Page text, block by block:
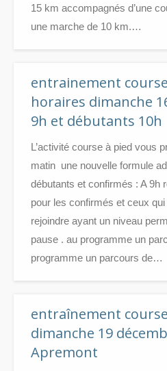
15 km accompagnés d’une
une marche de 10 km.…
entrainement
horaires dimanche
9h et débutants 10h
L’activité course à pied vous
matin une nouvelle formule
débutants et confirmés : A 9h
pour les confirmés et ceux
rejoindre ayant un niveau
pause . au programme un
programme un parcours de…
entraînement
dimanche 19
Apremont